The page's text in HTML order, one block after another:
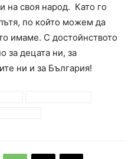
своя народ. Като го
по който можем да
имаме. С достойнството
за децата ни, за
ни и за България!